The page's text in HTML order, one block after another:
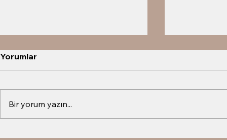
Yorumlar
Bir yorum yazın...